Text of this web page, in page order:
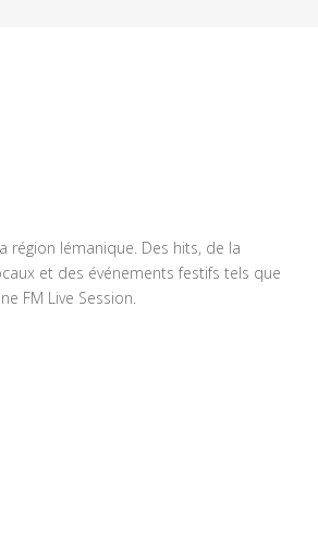
région lémanique. Des hits, de la
et des événements festifs tels que
FM Live Session.